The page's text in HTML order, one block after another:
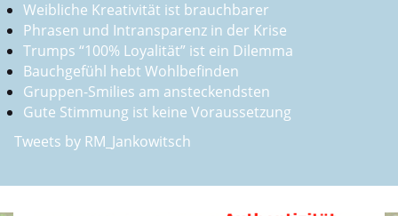
Weibliche Kreativität ist brauchbarer
Phrasen und Intransparenz in der Krise
Trumps “100% Loyalität” ist ein Dilemma
Bauchgefühl hebt Wohlbefinden
Gruppen-Smilies am ansteckendsten
Gute Stimmung ist keine Voraussetzung
Tweets by RM_Jankowitsch